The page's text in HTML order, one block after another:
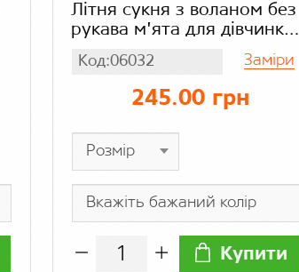
Літня сукня з воланом без
рукава м'ята для дівчинки,
Код:06032 Заміри
245.00 грн
Купити